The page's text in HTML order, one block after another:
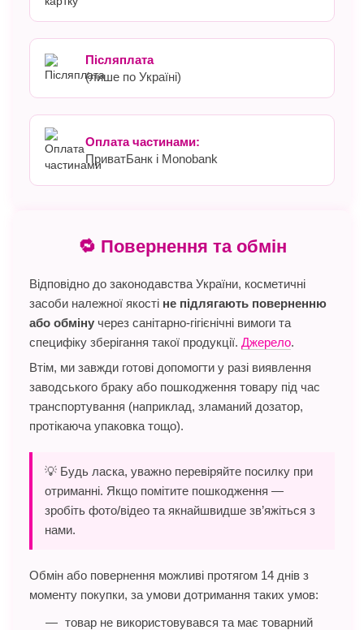
Післяплата
(лише по Україні)
Оплата частинами:
ПриватБанк і Monobank
🔁 Повернення та обмін
Відповідно до законодавства України, косметичні
засоби належної якості не підлягають поверненню
або обміну через санітарно-гігієнічні вимоги та
специфіку зберігання такої продукції. Джерело.
Втім, ми завжди готові допомогти у разі виявлення
заводського браку або пошкодження товару під час
транспортування (наприклад, зламаний дозатор,
протікаюча упаковка тощо).
💡 Будь ласка, уважно перевіряйте посилку при
отриманні. Якщо помітите пошкодження —
зробіть фото/відео та якнайшвидше зв’яжіться з
нами.
Обмін або повернення можливі протягом 14 днів з
моменту покупки, за умови дотримання таких умов:
товар не використовувався та має товарний